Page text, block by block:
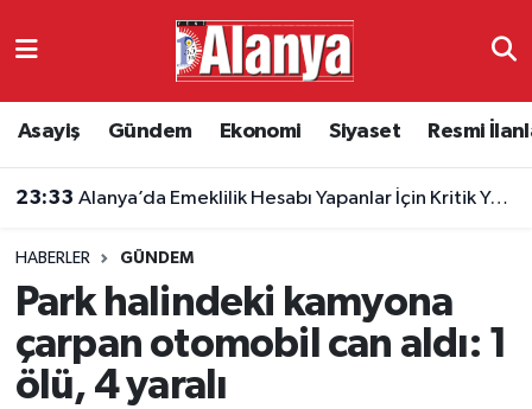
Asayiş Gündem Ekonomi Siyaset Resmi
23:33 Alanya’da Emeklilik Hesabı Yapanlar İçin Kritik Yaş Şartları
HABERLER GÜNDEM
Park halindeki kamyona
çarpan otomobil can aldı: 1
ölü, 4 yaralı
Ekonomi
Resmi İlanlar
Alanyaspor
Antalya Namaz Vakitleri
Süper Lig Puan Durumu ve Fikstür
Tüm Manşetler